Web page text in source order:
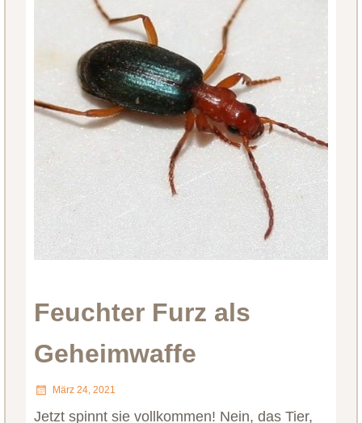
Feuchter Furz als
Geheimwaffe
März 24, 2021
Jetzt spinnt sie vollkommen! Nein, das Tier,